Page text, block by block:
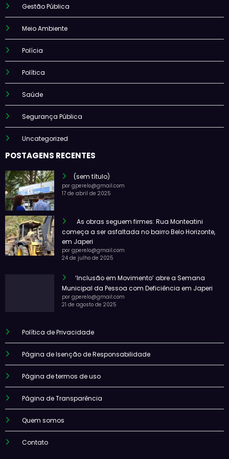
Gestão Pública
Meio Ambiente
Polícia
Política
Saúde
Segurança Pública
Uncategorized
POSTAGENS RECENTES
(sem título)
por gperelo@gmail.com
17 de abril de 2025
As obras seguem firmes: Rua Monteatini
começa a ser asfaltada no bairro Belo Horizonte,
em Japeri
por gperelo@gmail.com
24 de julho de 2025
‘Inclusão em Movimento’ abre a Semana
Municipal da Pessoa com Deficiência em Japeri
por gperelo@gmail.com
21 de agosto de 2025
Política de Privacidade
Página de Isenção de Responsabilidade
Página de termos de uso
Página de Transparência
Quem somos
Contato